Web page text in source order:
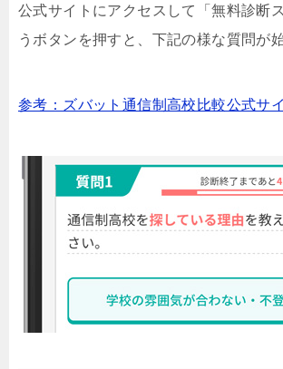
公式サイトにアクセスして「無料診断
うボタンを押すと、下記の様な質問が
参考：ズバット通信制高校比較公式サ